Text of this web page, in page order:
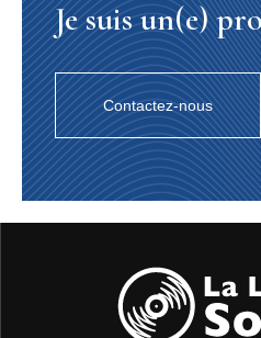
Je suis un(e)
Contactez-nous